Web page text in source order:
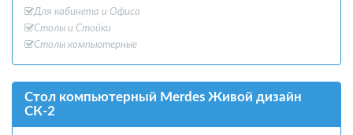
Для кабинета и Офиcа
Столы и Стойки
Столы компьютерные
Стол компьютерный Merdes Живой дизайн
СК-2